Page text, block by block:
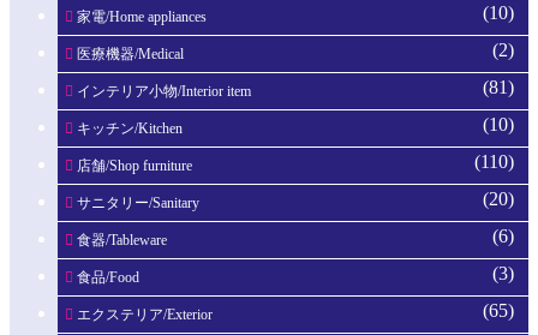
家電/Home appliances (10)
医療機器/Medical (2)
インテリア小物/Interior item (81)
キッチン/Kitchen (10)
店舗/Shop furniture (110)
サニタリー/Sanitary (20)
食器/Tableware (6)
食品/Food (3)
エクステリア/Exterior (65)